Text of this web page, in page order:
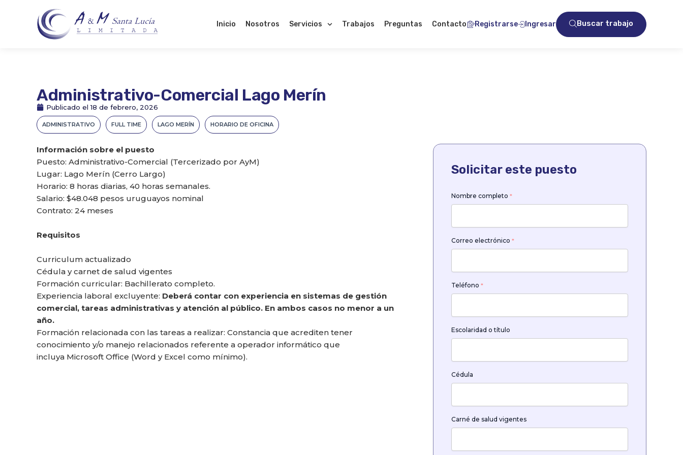
contenido
Inicio Nosotros Servicios Trabajos Preguntas Contacto Registrarse Ingresar Buscar trabajo
Administrativo-Comercial Lago Merín
Publicado el 18 de febrero, 2026
ADMINISTRATIVO FULL TIME LAGO MERÍN HORARIO DE OFICINA
Información sobre el puesto
Puesto: Administrativo-Comercial (Tercerizado por AyM)
Lugar: Lago Merín (Cerro Largo)
Horario: 8 horas diarias, 40 horas semanales.
Salario: $48.048 pesos uruguayos nominal
Contrato: 24 meses
Requisitos
Curriculum actualizado
Cédula y carnet de salud vigentes
Formación curricular: Bachillerato completo.
Experiencia laboral excluyente: Deberá contar con experiencia en sistemas de gestión
comercial, tareas administrativas y atención al público. En ambos casos no menor a un
año.
Formación relacionada con las tareas a realizar: Constancia que acrediten tener
conocimiento y/o manejo relacionados referente a operador informático que
incluya Microsoft Office (Word y Excel como mínimo).
Solicitar este puesto
Nombre completo *
Correo electrónico *
Teléfono *
Escolaridad o título
Cédula
Carné de salud vigentes